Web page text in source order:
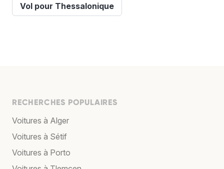
Vol pour Thessalonique
RECHERCHES POPULAIRES
Voitures à Alger
Voitures à Sétif
Voitures à Porto